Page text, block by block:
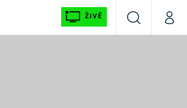
ŽIVĚ
VyhledáváníMůj